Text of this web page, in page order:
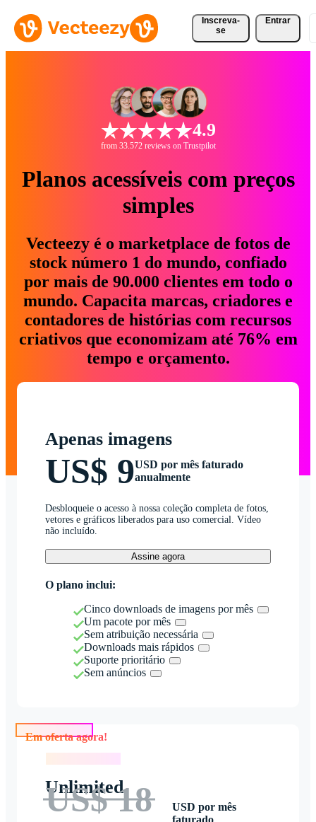
Inscreva-
se
Entrar
4.9
from 33.572 reviews on Trustpilot
Planos acessíveis com preços
simples
Vecteezy é o marketplace de fotos de
stock número 1 do mundo, confiado
por mais de 90.000 clientes em todo o
mundo. Capacita marcas, criadores e
contadores de histórias com recursos
criativos que economizam até 76% em
tempo e orçamento.
Apenas imagens
US$ 9USD por mês faturado
anualmente
Desbloqueie o acesso à nossa coleção completa de fotos,
vetores e gráficos liberados para uso comercial. Vídeo
não incluído.
Assine agora
O plano inclui:
Cinco downloads de imagens por mês
Um pacote por mês
Sem atribuição necessária
Downloads mais rápidos
Suporte prioritário
Sem anúncios
Unlimited
US$ 18
USD por mês
faturado